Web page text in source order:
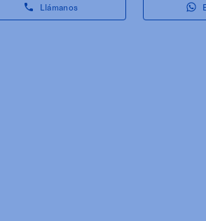
Llámanos